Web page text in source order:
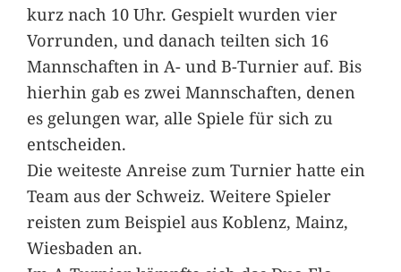
kurz nach 10 Uhr. Gespielt wurden vier
Vorrunden, und danach teilten sich 16
Mannschaften in A- und B-Turnier auf. Bis
hierhin gab es zwei Mannschaften, denen
es gelungen war, alle Spiele für sich zu
entscheiden.
Die weiteste Anreise zum Turnier hatte ein
Team aus der Schweiz. Weitere Spieler
reisten zum Beispiel aus Koblenz, Mainz,
Wiesbaden an.